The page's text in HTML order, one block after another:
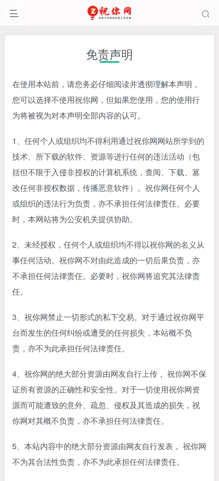
免责声明
在使用本站前，请您务必仔细阅读并透彻理解本声明，
您可以选择不使用祝你网，但如果您使用，您的使用行
为将被视为对本声明全部内容的认可。
1、任何个人或组织均不得利用通过祝你网网站所学到的
技术、所下载的软件、资源等进行任何的违法活动（包
括但不限于入侵非授权的计算机系统，查阅、下载、篡
改任何非授权数据，传播恶意软件）。祝你网任何个人
或组织的违法行为负责，亦不承担任何法律责任。必要
时，本网站将为公安机关提供协助。
2、未经授权，任何个人或组织均不得以祝你网的名义从
事任何活动。祝你网不对由此造成的一切后果负责，亦
不承担任何法律责任。必要时，祝你网将追究其法律责
任。
3、祝你网禁止一切形式的私下交易。对于通过祝你网平
台而发生的任何纠纷或遭受的任何损失，本站概不负
责，亦不为此承担任何法律责任。
4、祝你网的绝大部分资源由网友自行上传， 祝你网不保
证所有资源的正确性和安全性。对于一切使用祝你网资
源而可能遭致的意外、疏忽、侵权及其造成的损失，祝
你网对其概不负责，亦不承担任何法律责任。
5、本站内容中的绝大部分资源由网友自行发表， 祝你网
不为其合法性负责，亦不为此承担任何法律责任。